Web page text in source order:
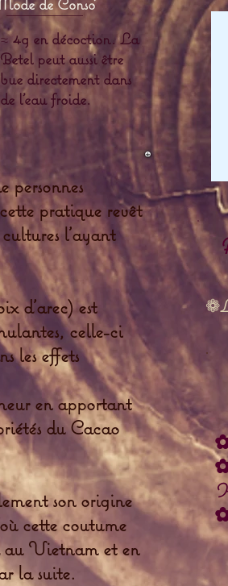
≈4g en décoction. La
Betel peut aussi être
bue directement dans
de l'eau froide.
pratique revêt
l’ayant
d'arec) est
celle-ci
les effets
en apportant
du Cacao
son origine
cette coutume
au Vietnam et en
la suite.
❁